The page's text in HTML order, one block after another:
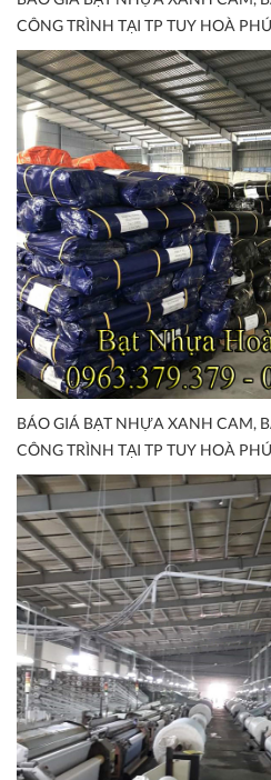
CÔNG TRÌNH TẠI TP TUY HOÀ
BÁO GIÁ BẠT NHỰA XANH CAM,
CÔNG TRÌNH TẠI TP TUY HOÀ